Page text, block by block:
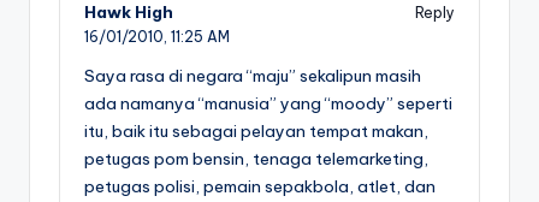
Hawk High
Reply
16/01/2010, 11:25 AM
Saya rasa di negara “maju” sekalipun masih
ada namanya “manusia” yang “moody” seperti
itu, baik itu sebagai pelayan tempat makan,
petugas pom bensin, tenaga telemarketing,
petugas polisi, pemain sepakbola, atlet, dan